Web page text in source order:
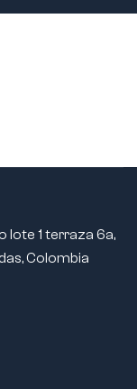
lote 1 terraza 6a,
Colombia